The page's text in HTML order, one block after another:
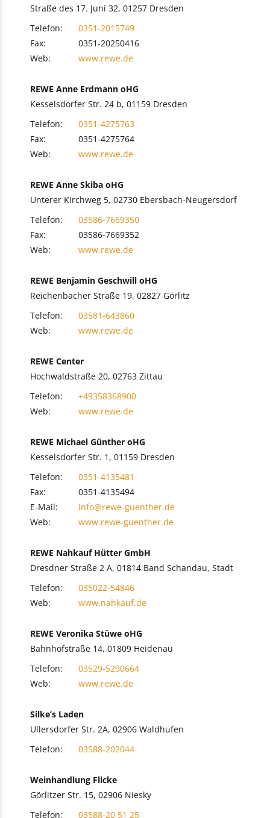
Straße des 17. Juni 32, 01257 Dresden
Telefon:
0351-2015749
Fax:
0351-20250416
Web:
www.rewe.de
REWE Anne Erdmann oHG
Kesselsdorfer Str. 24 b, 01159 Dresden
Telefon:
0351-4275763
Fax:
0351-4275764
Web:
www.rewe.de
REWE Anne Skiba oHG
Unterer Kirchweg 5, 02730 Ebersbach-Neugersdorf
Telefon:
03586-7669350
Fax:
03586-7669352
Web:
www.rewe.de
REWE Benjamin Geschwill oHG
Reichenbacher Straße 19, 02827 Görlitz
Telefon:
03581-643860
Web:
www.rewe.de
REWE Center
Hochwaldstraße 20, 02763 Zittau
Telefon:
+49358368900
Web:
www.rewe.de
REWE Michael Günther oHG
Kesselsdorfer Str. 1, 01159 Dresden
Telefon:
0351-4135481
Fax:
0351-4135494
E-Mail:
info@rewe-guenther.de
Web:
www.rewe-guenther.de
REWE Nahkauf Hütter GmbH
Dresdner Straße 2 A, 01814 Band Schandau, Stadt
Telefon:
035022-54846
Web:
www.nahkauf.de
REWE Veronika Stüwe oHG
Bahnhofstraße 14, 01809 Heidenau
Telefon:
03529-5290664
Web:
www.rewe.de
Silke’s Laden
Ullersdorfer Str. 2A, 02906 Waldhufen
Telefon:
03588-202044
Weinhandlung Flicke
Görlitzer Str. 15, 02906 Niesky
Telefon:
03588-20 51 25